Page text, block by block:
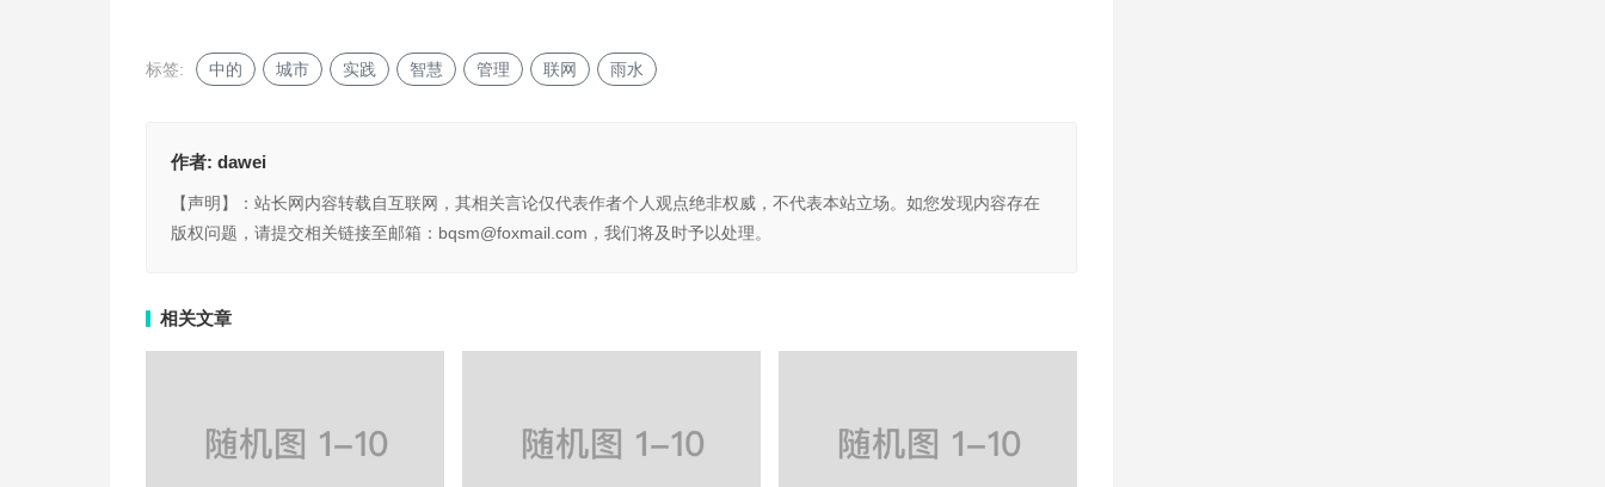
标签: 中的 城市 实践 智慧 管理 联网 雨水
作者: dawei
【声明】：站长网内容转载自互联网，其相关言论仅代表作者个人观点绝非权威，不代表本站立场。如您发现内容存在
版权问题，请提交相关链接至邮箱：bqsm@foxmail.com，我们将及时予以处理。
相关文章